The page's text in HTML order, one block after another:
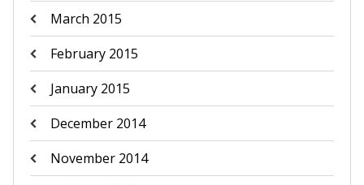
March 2015
February 2015
January 2015
December 2014
November 2014